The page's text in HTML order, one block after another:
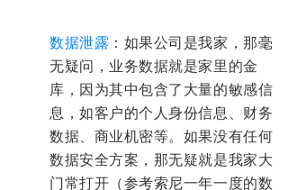
数据泄露 ：如果公司是我家，那毫
无疑问，业务数据就是家里的金
库，因为其中包含了大量的敏感信
息，如客户的个人身份信息、财务
数据、商业机密等。如果没有任何
数据安全方案，那无疑就是我家大
门常打开（参考索尼一年一度的数